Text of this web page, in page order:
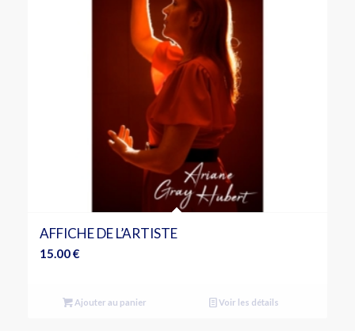
AFFICHE DE L’ARTISTE
15.00€
Ajouter au panier Voir les détails